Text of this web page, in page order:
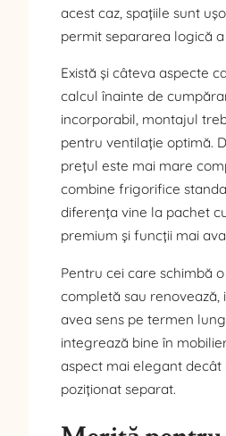
acest caz, spațiile sunt
permit separarea logică
Există și câteva aspecte
calcul înainte de
incorporabil, montajul
pentru ventilație optimă.
prețul este mai mare
combine frigorifice
diferența vine la pachet
premium și funcții mai
Pentru cei care schimbă
completă sau renovează,
avea sens pe termen
integrează bine în
aspect mai elegant
poziționat separat.